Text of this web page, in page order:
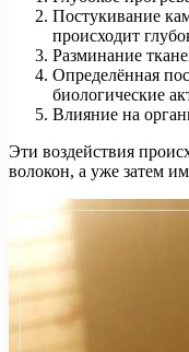
Постукивание
происходит
Разминание
Определённая
биологические
Влияние на
Эти воздействия
волокон, а уже затем